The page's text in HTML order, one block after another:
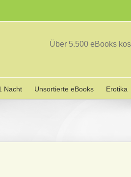
Über 5.500 eBooks
Nacht Unsortierte eBooks Erotika